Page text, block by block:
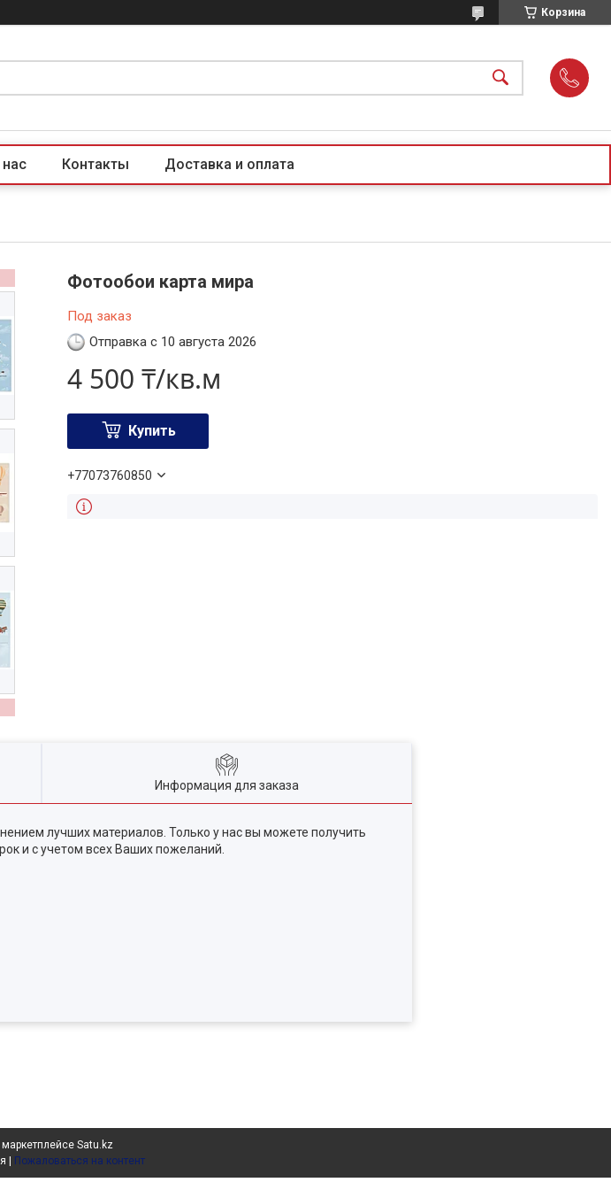
Корзина
Контакты Доставка и оплата
Фотообои карта мира
Под заказ
Отправка с 10 августа 2026
4 500 ₸/кв.м
Купить
+77073760850
Информация для заказа
лучших материалов. Только у нас вы можете получить
и с учетом всех Ваших пожеланий.
Satu.kz
Пожаловаться на контент